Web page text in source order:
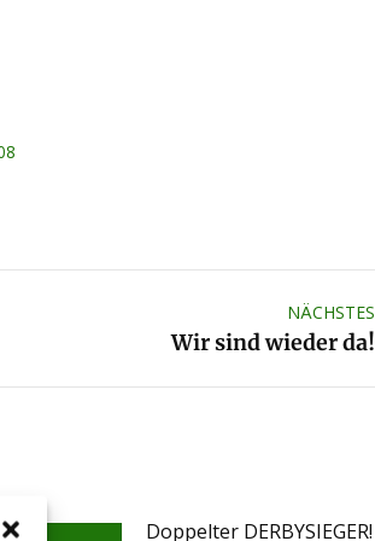
NÄCHSTES
Wir sind wieder da!
Doppelter DERBYSIEGER!